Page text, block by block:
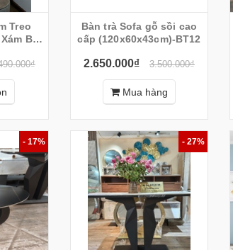
Treo
Bo
Bàn trà Sofa gỗ sồi cao
cấp (120x60x43cm)-BT12
2.650.000₫ 3.500.000₫
Mua hàng
- 17% - 27%